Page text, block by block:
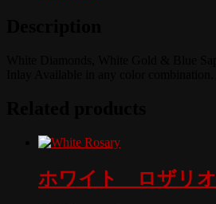
ホワイト ロザリオ